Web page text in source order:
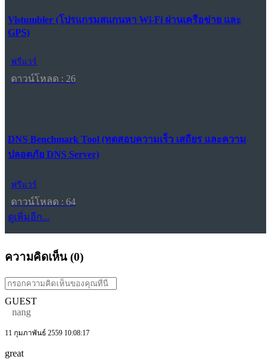
Vistumbler (โปรแกรมสแกนหา Wi-Fi ผ่านเครือข่าย และ
GPS)
ฟรีแวร์
ดาวน์โหลด : 26
DNS Benchmark Tool (ทดสอบความเร็ว เสถียร และความ
ปลอดภัย DNS Server)
ฟรีแวร์
ดาวน์โหลด : 64
ดูเพิ่มอีก...
ความคิดเห็น (0)
GUEST
nang
11 กุมภาพันธ์ 2559 10:08:17
great